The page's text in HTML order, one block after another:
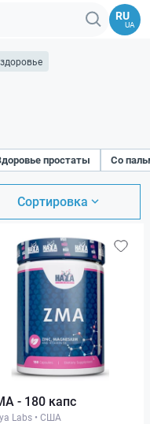
RU
UA
простаты Со
Сортировка
- 180 капс
Labs • США